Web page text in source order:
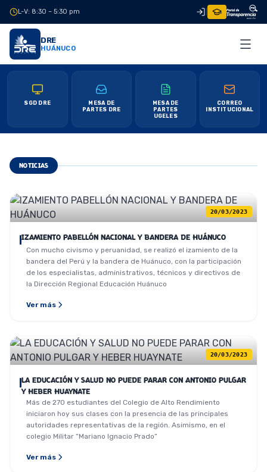
L-V: 8:30 – 5:30 pm
DRE
HUÁNUCO
SGD DRE
MESA DE
PARTES DRE
MESA DE
PARTES
UGELES
CORREO
INSTITUCIONAL
NOTICIAS
20/03/2023
IZAMIENTO PABELLÓN NACIONAL Y BANDERA DE HUÁNUCO
Con mucho civismo y peruanidad, se realizó el izamiento de la
bandera del Perú y la bandera de Huánuco, con la participación
de los especialistas, administrativos, técnicos y directivos de
la Dirección Regional Educación Huánuco
Ver más
20/03/2023
LA EDUCACIÓN Y SALUD NO PUEDE PARAR CON ANTONIO PULGAR
Y HEBER HUAYNATE
Más de 270 estudiantes del Colegio de Alto Rendimiento
iniciaron hoy sus clases con la presencia de las principales
autoridades representativas de la región. Asimismo, en el
colegio Militar “Mariano Ignacio Prado”
Ver más